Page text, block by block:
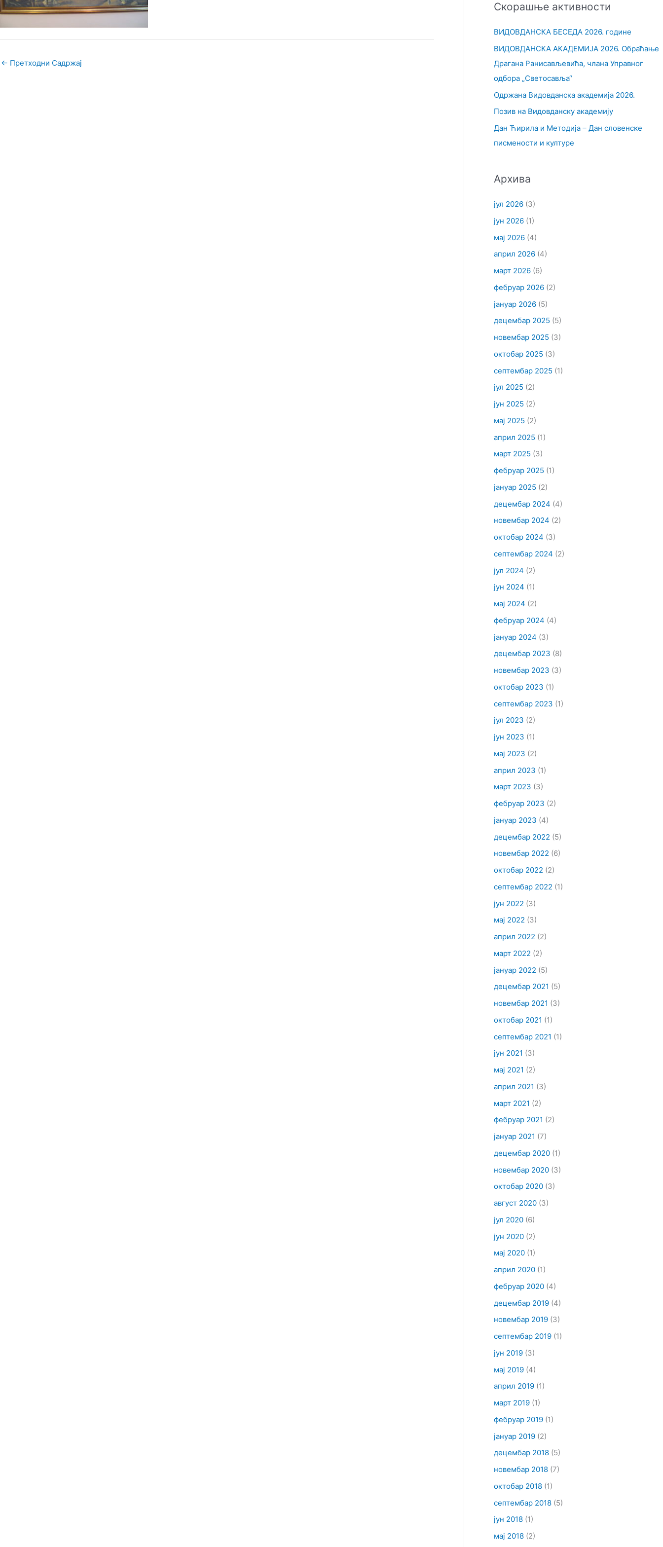
← Претходни Садржај
т
р
а
:
Скорашње активности
ВИДОВДАНСКА БЕСЕДА 2026. године
ВИДОВДАНСКА АКАДЕМИЈА 2026. Обраћање
Драгана Ранисављевића, члана Управног
одбора „Светосавља“
Одржана Видовданска академија 2026.
Позив на Видовданску академију
Дан Ћирила и Методија – Дан словенске
писмености и културе
Архива
јул 2026(3)
јун 2026(1)
мај 2026(4)
април 2026(4)
март 2026(6)
фебруар 2026(2)
јануар 2026(5)
децембар 2025 (5)
новембар 2025 (3)
октобар 2025 (3)
септембар 2025 (1)
јул 2025 (2)
јун 2025 (2)
мај 2025 (2)
април 2025 (1)
март 2025 (3)
фебруар 2025 (1)
јануар 2025 (2)
децембар 2024 (4)
новембар 2024 (2)
октобар 2024 (3)
септембар 2024 (2)
јул 2024 (2)
јун 2024 (1)
мај 2024 (2)
фебруар 2024 (4)
јануар 2024 (3)
децембар 2023 (8)
новембар 2023 (3)
октобар 2023 (1)
септембар 2023 (1)
јул 2023 (2)
јун 2023 (1)
мај 2023 (2)
април 2023 (1)
март 2023 (3)
фебруар 2023 (2)
јануар 2023 (4)
децембар 2022 (5)
новембар 2022 (6)
октобар 2022 (2)
септембар 2022 (1)
јун 2022 (3)
мај 2022 (3)
април 2022 (2)
март 2022 (2)
јануар 2022 (5)
децембар 2021 (5)
новембар 2021 (3)
октобар 2021 (1)
септембар 2021 (1)
јун 2021 (3)
мај 2021 (2)
април 2021 (3)
март 2021 (2)
фебруар 2021 (2)
јануар 2021 (7)
децембар 2020(1)
новембар 2020(3)
октобар 2020(3)
август 2020(3)
јул 2020(6)
јун 2020(2)
мај 2020(1)
април 2020(1)
фебруар 2020(4)
децембар 2019(4)
новембар 2019(3)
септембар 2019(1)
јун 2019(3)
мај 2019(4)
април 2019(1)
март 2019(1)
фебруар 2019(1)
јануар 2019(2)
децембар 2018(5)
новембар 2018(7)
октобар 2018(1)
септембар 2018(5)
јун 2018(1)
мај 2018(2)